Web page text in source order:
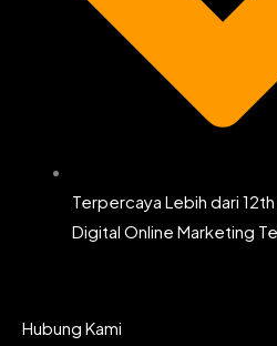
Terpercaya Lebih dari
Digital Online Marketing
Hubung Kami